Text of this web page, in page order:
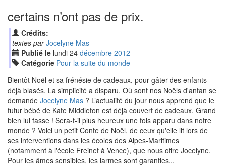
certains n’ont pas de prix.
Crédits:
textes par Jocelyne Mas
Publié le lundi 24 décembre 2012
Catégorie Pour la suite du monde
Bientôt Noël et sa frénésie de cadeaux, pour gâter des enfants
déjà blasés. La simplicité a disparu. Où sont nos Noëls d'antan se
demande Jocelyne Mas ? L’actualité du jour nous apprend que le
futur bébé de Kate Middleton est déjà couvert de cadeaux. Grand
bien lui fasse ! Sera-t-il plus heureux une fois apparu dans notre
monde ? Voici un petit Conte de Noël, de ceux qu'elle lit lors de
ses interventions dans les écoles des Alpes-Maritimes
(notamment à l'école Freinet à Vence), que nous offre Jocelyne.
Pour les âmes sensibles, les larmes sont garanties...